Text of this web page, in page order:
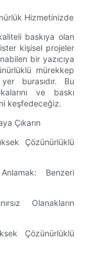
Hizmetinizde
baskıya olan
kişisel projeler
bir yazıcıya
mürekkep
burasıdır. Bu
ve baskı
keşfedeceğiz.
Çıkarın
Çözünürlüklü
Benzeri
Olanakların
Çözünürlüklü